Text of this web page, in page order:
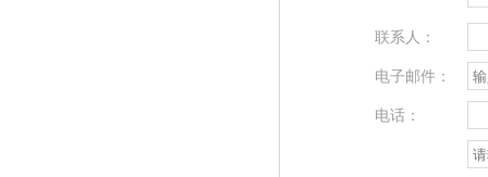
联系人：
电子邮件：
电话：